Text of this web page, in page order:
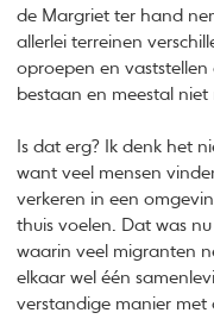
de Margriet ter hand
allerlei terreinen
oproepen en
bestaan en meestal
Is dat erg? Ik denk het
want veel mensen
verkeren in een
thuis voelen. Dat was
waarin veel migranten
elkaar wel één
verstandige manier met